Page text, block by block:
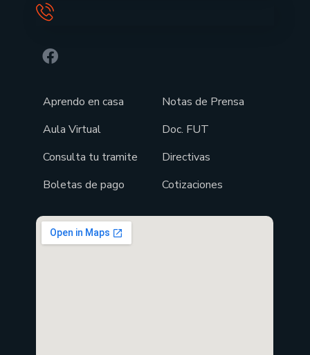
Aprendo en casa
Aula Virtual
Consulta tu tramite
Boletas de pago
Notas de Prensa
Doc. FUT
Directivas
Cotizaciones